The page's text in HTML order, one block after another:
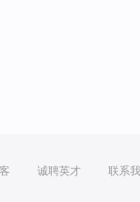
诚聘英才 联系